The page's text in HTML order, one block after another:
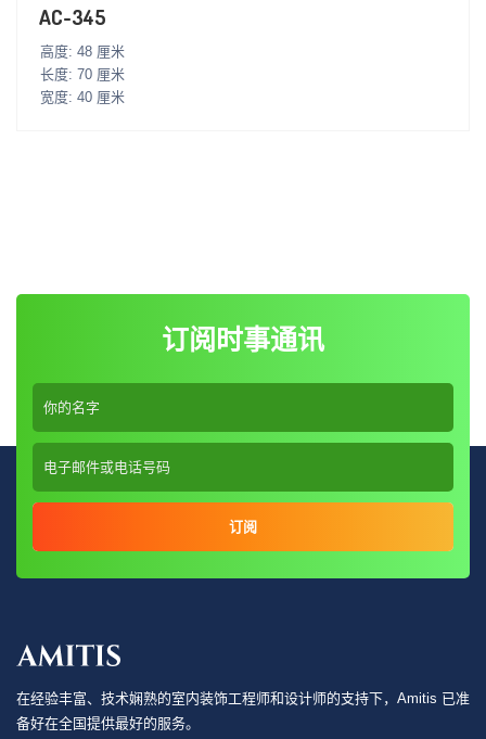
AC-345
高度: 48 厘米
长度: 70 厘米
宽度: 40 厘米
订阅时事通讯
订阅
在经验丰富、技术娴熟的室内装饰工程师和设计师的支持下，Amitis 已准
备好在全国提供最好的服务。